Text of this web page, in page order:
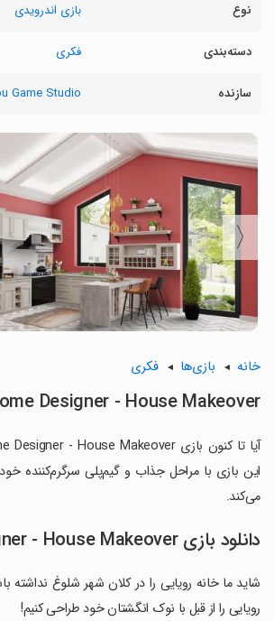
نوع بازی اندرویدی
دسته‌بندی فکری
سازنده Game Studio
〈
خانه بازی‌ها فکری
Designer - House Makeover
این بازی با مراحل جذاب و گیم‌پلی سرگرم‌کننده
می‌کند.
دانلود بازی Home Designer - House Makeover
شاید ما خانه رویایی را در کلان شهر شلوغ نداشته
رویایی را از قبل با نوک انگشتان خود طراحی کنیم!